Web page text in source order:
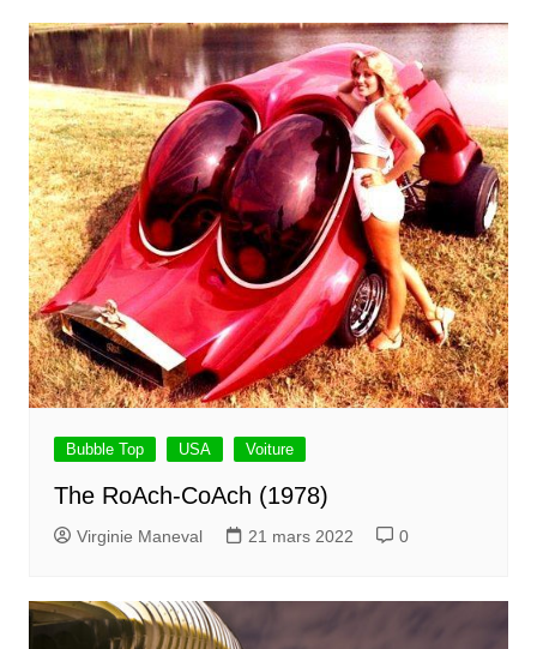
Bubble Top USA Voiture
The RoAch-CoAch (1978)
Virginie Maneval 21 mars 2022 0